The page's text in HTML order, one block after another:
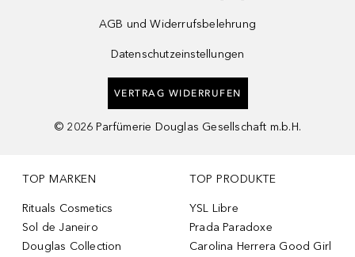
AGB und Widerrufsbelehrung
Datenschutzeinstellungen
VERTRAG WIDERRUFEN
© 2026 Parfümerie Douglas Gesellschaft m.b.H.
TOP MARKEN
Rituals Cosmetics
Sol de Janeiro
Douglas Collection
TOP PRODUKTE
YSL Libre
Prada Paradoxe
Carolina Herrera Good Girl